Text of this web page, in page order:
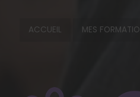
ACCUEIL MES